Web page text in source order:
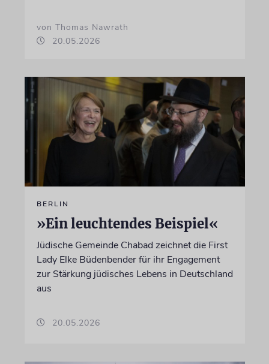
von Thomas Nawrath
20.05.2026
BERLIN
»Ein leuchtendes Beispiel«
Jüdische Gemeinde Chabad zeichnet die First
Lady Elke Büdenbender für ihr Engagement
zur Stärkung jüdisches Lebens in Deutschland
aus
20.05.2026